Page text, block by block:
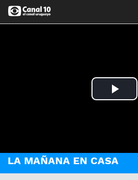
Play
LA MAÑANA EN CASA